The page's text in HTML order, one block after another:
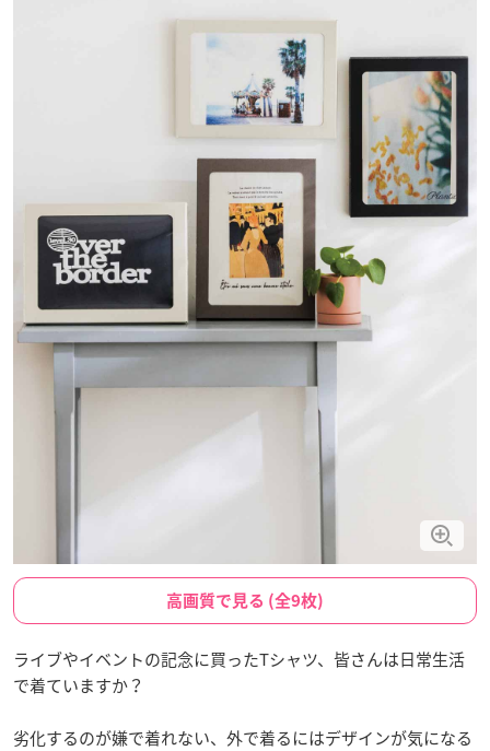
高画質で見る (全9枚)
ライブやイベントの記念に買ったTシャツ、皆さんは日常生活
で着ていますか？
劣化するのが嫌で着れない、外で着るにはデザインが気になる